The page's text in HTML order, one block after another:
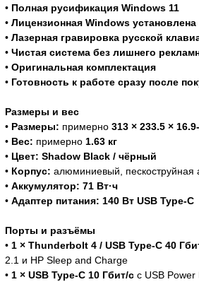
• Полная русификация Windows 11
• Лицензионная Windows
• Лазерная гравировка русской
• Чистая система без лишнего
• Оригинальная комплектация
• Готовность к работе сразу после
Размеры и вес
• Размеры: примерно 313 × 233.5 ×
• Вес: примерно 1.63 кг
• Цвет: Shadow Black / чёрный
• Корпус: алюминиевый, пескоструйная
• Аккумулятор: 71 Вт·ч
• Адаптер питания: 140 Вт USB Type-C
Порты и разъёмы
• 1 × Thunderbolt 4 / USB Type-C 40
2.1 и HP Sleep and Charge
• 1 × USB Type-C 10 Гбит/с с USB